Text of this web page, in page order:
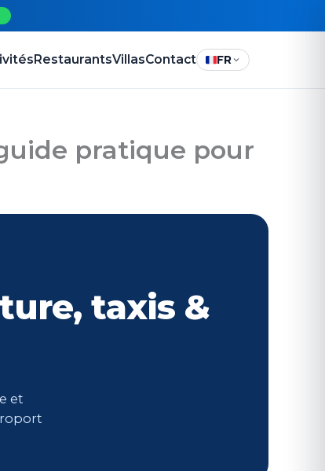
RestaurantsVillasContact FR
pratique pour
taxis &
et